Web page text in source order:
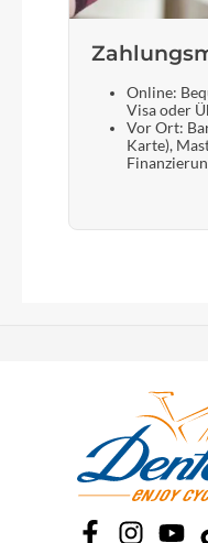
Online:
Visa oder
Vor Ort:
Karte),